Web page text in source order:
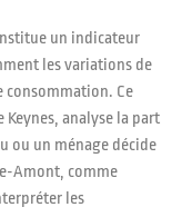
un indicateur
les variations de
consommation. Ce
analyse la part
ou un ménage décide
Amont, comme
les